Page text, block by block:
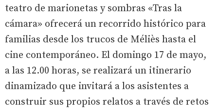
teatro de marionetas y sombras «Tras la
cámara» ofrecerá un recorrido histórico para
familias desde los trucos de Méliès hasta el
cine contemporáneo. El domingo 17 de mayo,
a las 12.00 horas, se realizará un itinerario
dinamizado que invitará a los asistentes a
construir sus propios relatos a través de retos